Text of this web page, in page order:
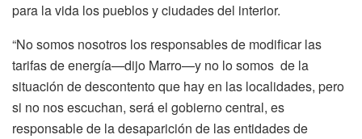
para la vida los pueblos y ciudades del interior.
“No somos nosotros los responsables de modificar las
tarifas de energía—dijo Marro—y no lo somos de la
situación de descontento que hay en las localidades, pero
si no nos escuchan, será el gobierno central, es
responsable de la desaparición de las entidades de